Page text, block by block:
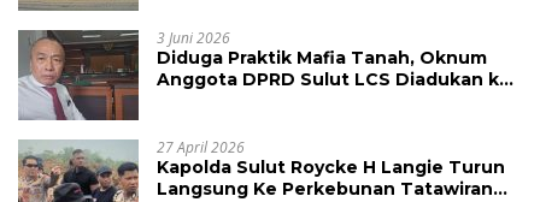
3 Juni 2026
Diduga Praktik Mafia Tanah, Oknum
Anggota DPRD Sulut LCS Diadukan ke
27 April 2026
Kapolda Sulut Roycke H Langie Turun
Langsung Ke Perkebunan Tatawiran